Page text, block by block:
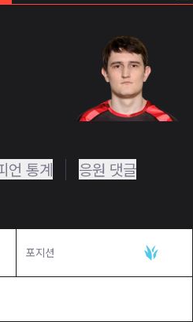
언 통계 응원 댓글
포지션